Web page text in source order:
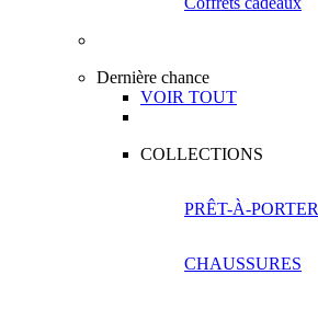
Dernière chance
VOIR TOUT
COLLECTIONS
PRÊT-À-PORTER
CHAUSSURES